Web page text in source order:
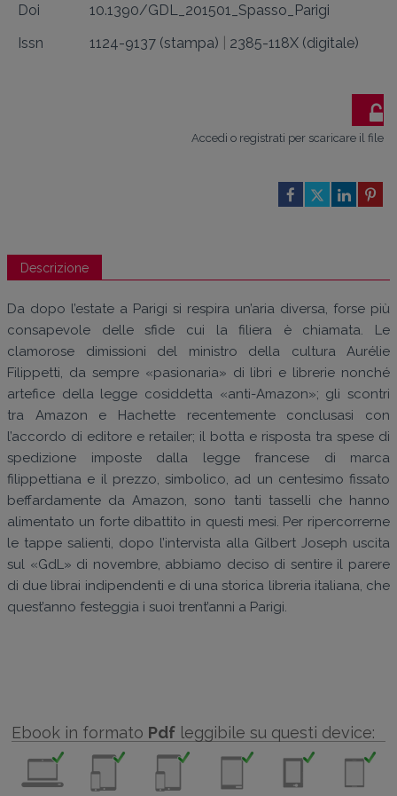
Doi
10.1390/GDL_201501_Spasso_Parigi
Issn
1124-9137 (stampa) 2385-118X (digitale)
Accedi o registrati per scaricare il file
Descrizione
Da dopo l’estate a Parigi si respira un’aria diversa, forse più
consapevole delle sfide cui la filiera è chiamata. Le
clamorose dimissioni del ministro della cultura Aurélie
Filippetti, da sempre «pasionaria» di libri e librerie nonché
artefice della legge cosiddetta «anti-Amazon»; gli scontri
tra Amazon e Hachette recentemente conclusasi con
l’accordo di editore e retailer; il botta e risposta tra spese di
spedizione imposte dalla legge francese di marca
filippettiana e il prezzo, simbolico, ad un centesimo fissato
beffardamente da Amazon, sono tanti tasselli che hanno
alimentato un forte dibattito in questi mesi. Per ripercorrerne
le tappe salienti, dopo l’intervista alla Gilbert Joseph uscita
sul «GdL» di novembre, abbiamo deciso di sentire il parere
di due librai indipendenti e di una storica libreria italiana, che
quest’anno festeggia i suoi trent’anni a Parigi.
Ebook in formato Pdf leggibile su questi device: